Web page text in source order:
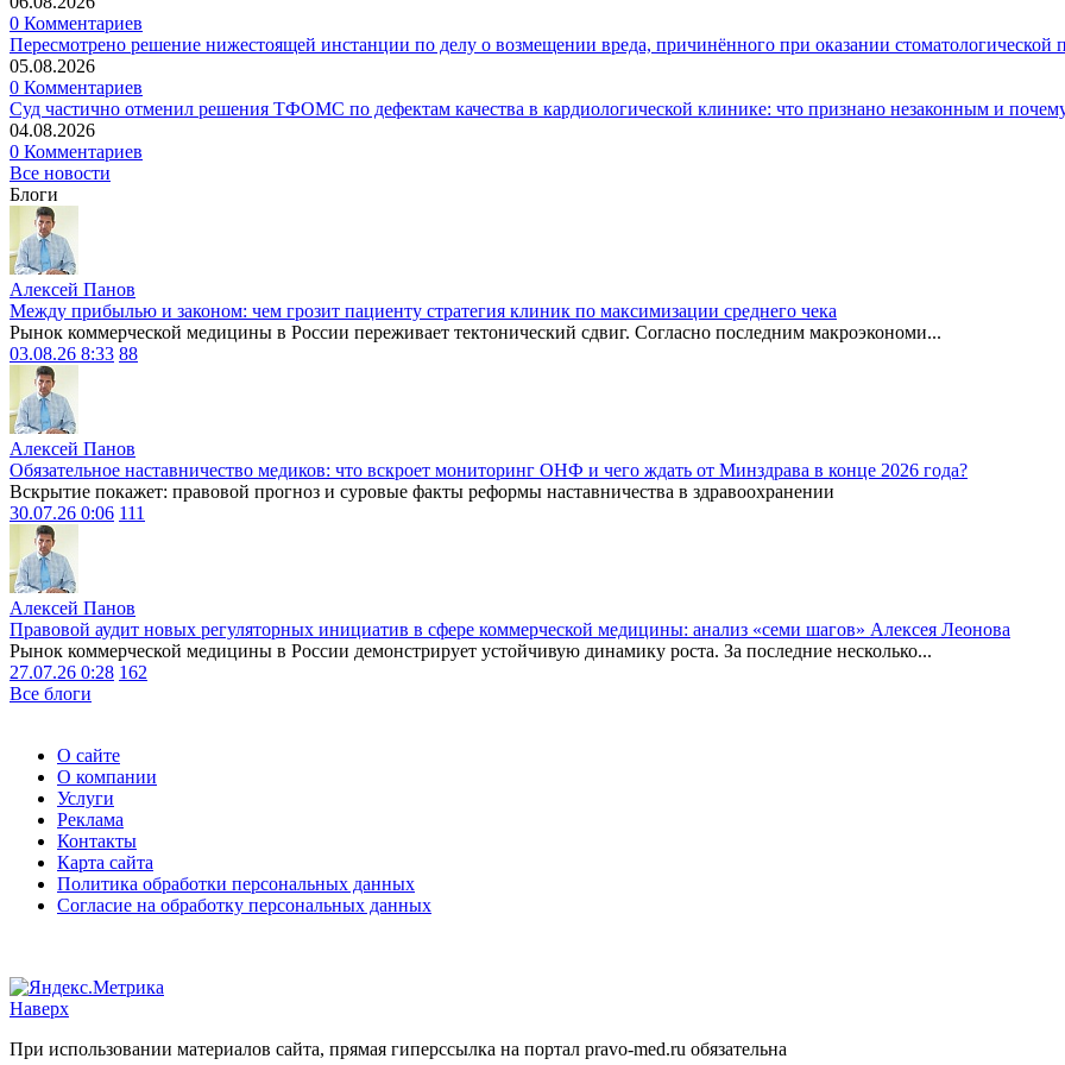
0 Комментариев
Пересмотрено решение нижестоящей инстанции по делу о возмещении вреда, причинённого при оказании стоматологической
05.08.2026
0 Комментариев
Суд частично отменил решения ТФОМС по дефектам качества в кардиологической клинике: что признано незаконным и
04.08.2026
0 Комментариев
Все новости
Блоги
Алексей Панов
Между прибылью и законом: чем грозит пациенту стратегия клиник по максимизации среднего чека
Рынок коммерческой медицины в России переживает тектонический сдвиг. Согласно последним макроэкономи...
03.08.26 8:33 88
Алексей Панов
Обязательное наставничество медиков: что вскроет мониторинг ОНФ и чего ждать от Минздрава в конце 2026 года?
Вскрытие покажет: правовой прогноз и суровые факты реформы наставничества в здравоохранении
30.07.26 0:06 111
Алексей Панов
Правовой аудит новых регуляторных инициатив в сфере коммерческой медицины: анализ «семи шагов» Алексея Леонова
Рынок коммерческой медицины в России демонстрирует устойчивую динамику роста. За последние несколько...
27.07.26 0:28 162
Все блоги
О сайте
О компании
Услуги
Реклама
Контакты
Карта сайта
Политика обработки персональных данных
Согласие на обработку персональных данных
Наверх
При использовании материалов сайта, прямая гиперссылка на портал pravo-med.ru обязательна